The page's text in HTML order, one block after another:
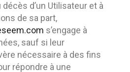
d’un Utilisateur et à
de sa part,
s’engage à
sauf si leur
nécessaire à des fins
répondre à une